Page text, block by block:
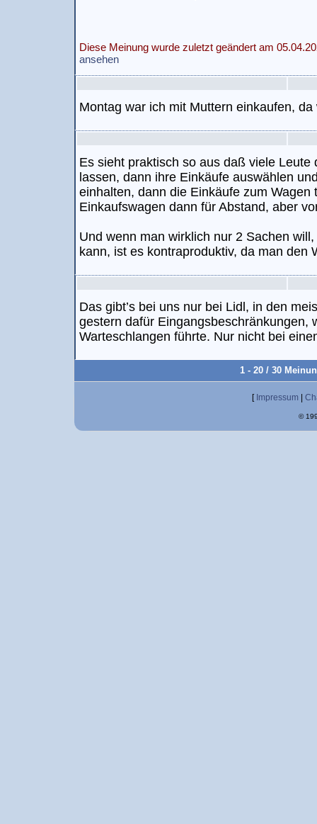
Diese Meinung wurde zuletzt geändert am
ansehen
Montag war ich mit Muttern einkaufen,
Es sieht praktisch so aus daß viele Leute
lassen, dann ihre Einkäufe auswählen
einhalten, dann die Einkäufe zum
Einkaufswagen dann für Abstand, aber
Und wenn man wirklich nur 2 Sachen
kann, ist es kontraproduktiv, da man den
Das gibt’s bei uns nur bei Lidl, in den
gestern dafür Eingangsbeschränkungen,
Warteschlangen führte. Nur nicht bei
1 - 20 / 30
[ Impressum
©